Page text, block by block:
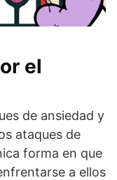
el
de ansiedad y
ataques de
forma en que
a ellos